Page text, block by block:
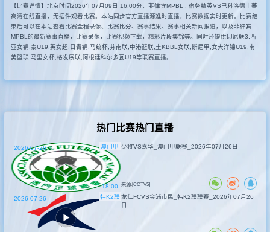
【比赛详情】北京时间2026年07月09日 16:00分，菲律宾MPBL : 宿务精英VS巴科洛德土蕃
高清在线直播，无插件观看比赛。本站同步官方直播源准时直播，比赛数据实时更新。比赛结
束后可以在本站查看比赛全程录像、比赛比分、赛事结果、赛事相关新闻报道，以及菲律宾
MPBL的最新赛事直播，比赛录像，比赛视频下载，精彩片段集锦等。同时还提供印尼联3,西
亚女锦,泰U19,英女超,日青锦,马统杯,芬南联,中港篮联,土KBBL女联,斯尼甲,女大洋锦U19,南
美篮联,马里女杯,格发展联,阿根廷科尔多瓦U19等联赛直播。
热门比赛热门直播
澳门甲
18:00
2026-07-26 少将VS嘉华_澳门甲联赛_2026年07月26日
来源:[CCTV5]
韩K2联
2026-07-26
龙仁FCVS金浦市民_韩K2联联赛_2026年07月26
日